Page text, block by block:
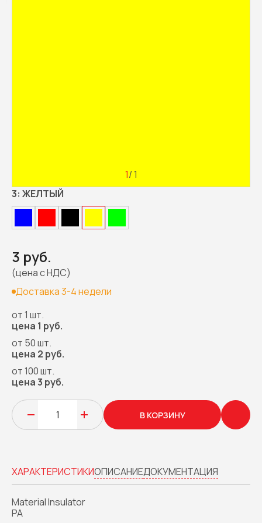
1/ 1
3: ЖЕЛТЫЙ
3 руб.
(цена с НДС)
Доставка 3-4 недели
от 1 шт.
цена 1 руб.
от 50 шт.
цена 2 руб.
от 100 шт.
цена 3 руб.
В КОРЗИНУ
ХАРАКТЕРИСТИКИОПИСАНИЕДОКУМЕНТАЦИЯ
Material Insulator
PA